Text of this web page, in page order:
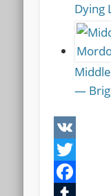
Dying
—
VK
Twitter